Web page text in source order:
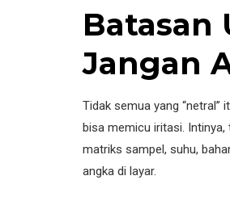
Batasan
Jangan
Tidak semua yang “netral”
bisa memicu iritasi.
matriks sampel, suhu,
angka di layar.